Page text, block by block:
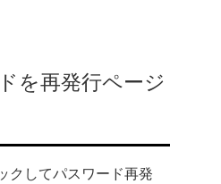
を再発行ページ
クしてパスワード再発